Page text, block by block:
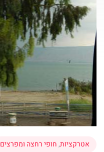
אטרקציות,חופי רחצה ומפרצים